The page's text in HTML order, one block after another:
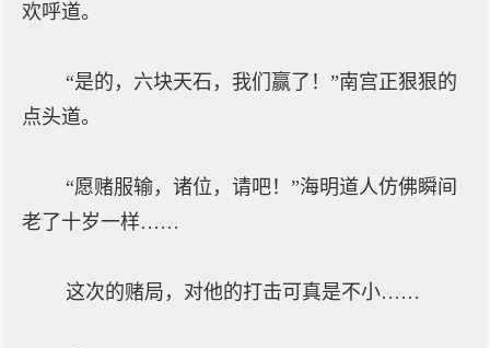
欢呼道。
“是的，六块天石，我们赢了！”南宫正狠狠的
点头道。
“愿赌服输，诸位，请吧！”海明道人仿佛瞬间
老了十岁一样……
这次的赌局，对他的打击可真是不小……